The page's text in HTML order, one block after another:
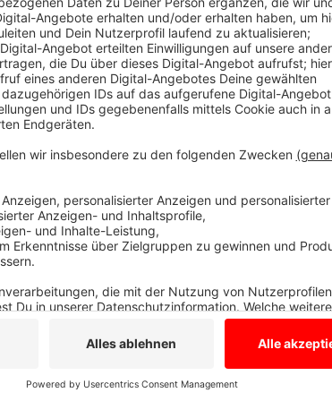
Diese Beiträge habt ihr heute verpasst...
Anzeige
Anzeige